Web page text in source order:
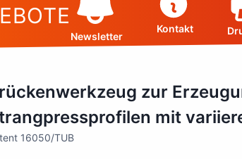
Newsletter
Kontakt
zur
mit
16050/TUB